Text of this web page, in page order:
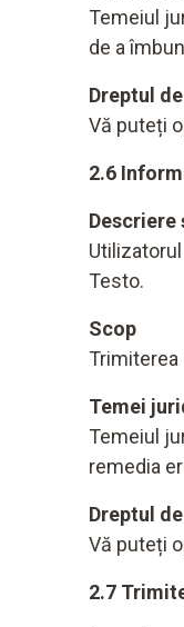
Temeiul
de a
Dreptul
Vă puteți
2.6
Descriere
Testo.
Scop
Temei
Temeiul
remedia
Dreptul
Vă puteți
2.7